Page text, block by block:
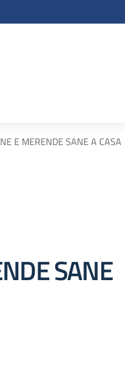
E MERENDE SANE A CASA
SANE